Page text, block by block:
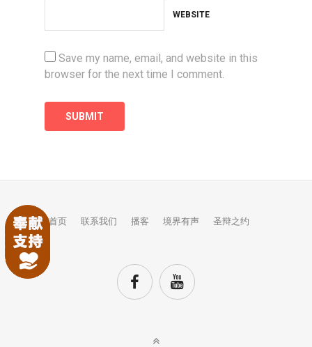
WEBSITE
Save my name, email, and website in this
browser for the next time I comment.
首页 联系我们 播客 境界有声 圣辩之约